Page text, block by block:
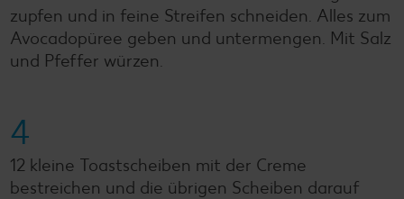
zupfen und in feine Streifen schneiden. Alles zum
Avocadopüree geben und untermengen. Mit Salz
und Pfeffer würzen.
4
12 kleine Toastscheiben mit der Creme
bestreichen und die übrigen Scheiben darauf